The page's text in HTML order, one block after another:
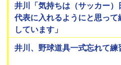
井川「気持ちは（サッカー）
代表に入れるようにと思って
しています」
井川、野球道具一式忘れて練